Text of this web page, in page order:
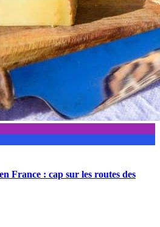
France : cap sur les routes des